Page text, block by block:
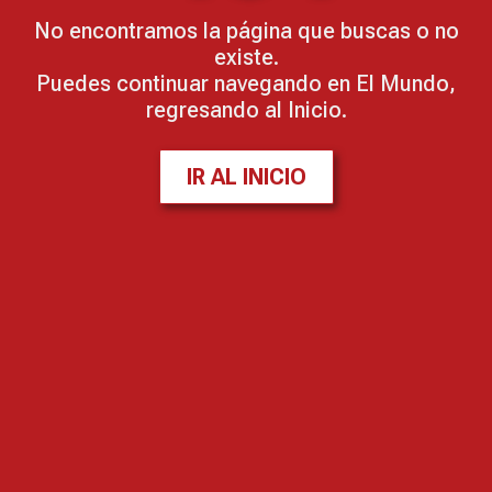
No encontramos la página que buscas o no
existe.
Puedes continuar navegando en El Mundo,
regresando al Inicio.
IR AL INICIO